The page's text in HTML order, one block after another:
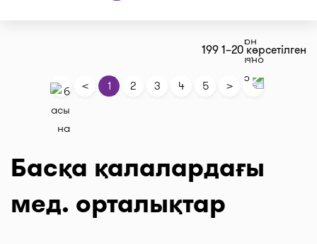
199 1–20 көрсетілген
< 1 2 3 4 5 >
Басқа қалалардағы
мед. орталықтар